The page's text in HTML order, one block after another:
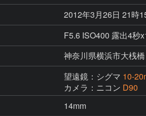
2012年3月26日 21時
F5.6 ISO400 露出4秒
神奈川県横浜市大桟橋
望遠鏡：シグマ 10-
カメラ：ニコン D90
14mm